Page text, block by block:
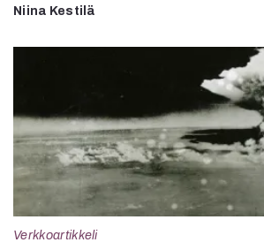
Niina Kestilä
Verkkoartikkeli